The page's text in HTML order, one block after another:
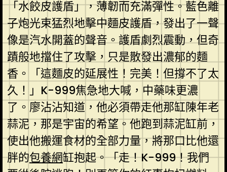
「水餃皮護盾」，薄韌而充滿彈性。藍色離
子炮光束猛烈地擊中麵皮護盾，發出了一聲
像是汽水開蓋的聲音。護盾劇烈震動，但奇
蹟般地擋住了攻擊，只是散發出濃郁的麵
香。「這麵皮的延展性！完美！但撐不了太
久！」K-999焦急地大喊，中藥味更濃
了。廖沾沾知道，他必須帶走他那缸陳年老
蒜泥，那是宇宙的希望。他跑到蒜泥缸前，
使出他搬運食材的全部力量，將那口比他還
胖的包養網缸抱起。「走！K-999！我們